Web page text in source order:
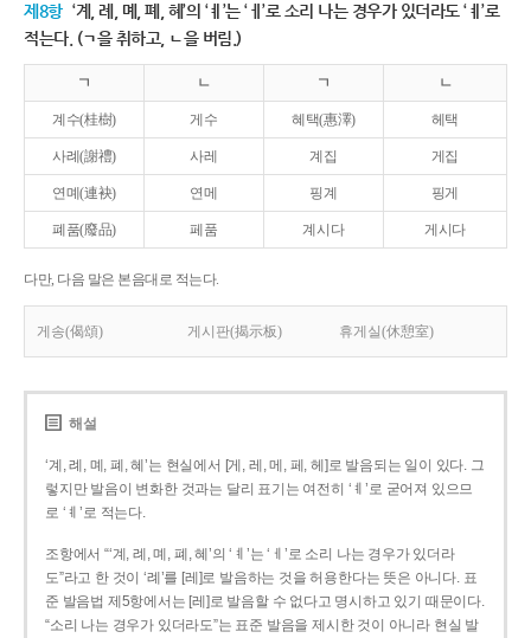
제8항 ‘계, 례, 몌, 폐, 혜’의 ‘ㅖ’는 ‘ㅔ’로 소리 나는 경우가 있더라도 ‘ㅖ’로
적는다. (ㄱ을 취하고, ㄴ을 버림.)
ㄱ ㄴ ㄱ ㄴ
계수(桂樹) 게수 혜택(惠澤) 헤택
사례(謝禮) 사레 계집 게집
연몌(連袂) 연메 핑계 핑게
폐품(廢品) 페품 계시다 게시다
다만, 다음 말은 본음대로 적는다.
게송(偈頌) 게시판(揭示板) 휴게실(休憩室)
해설
‘계, 례, 몌, 폐, 혜’는 현실에서 [게, 레, 메, 페, 헤]로 발음되는 일이 있다. 그
렇지만 발음이 변화한 것과는 달리 표기는 여전히 ‘ㅖ’로 굳어져 있으므
로 ‘ㅖ’로 적는다.
조항에서 “‘계, 례, 몌, 폐, 혜’의 ‘ㅖ’는 ‘ㅔ’로 소리 나는 경우가 있더라
도”라고 한 것이 ‘례’를 [레]로 발음하는 것을 허용한다는 뜻은 아니다. 표
준 발음법 제5항에서는 [레]로 발음할 수 없다고 명시하고 있기 때문이다.
“소리 나는 경우가 있더라도”는 표준 발음을 제시한 것이 아니라 현실 발